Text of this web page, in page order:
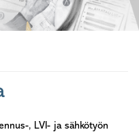
, LVI- ja sähkötyön